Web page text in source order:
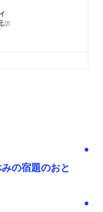
訳
の宿題のおと